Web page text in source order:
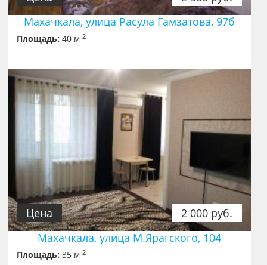
Махачкала, улица Расула Гамзатова, 97б
Площадь: 40 м2
2 000 руб.
Цена
Махачкала, улица М.Ярагского, 104
Площадь: 35 м2